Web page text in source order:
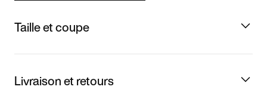
Taille et coupe
Livraison et retours